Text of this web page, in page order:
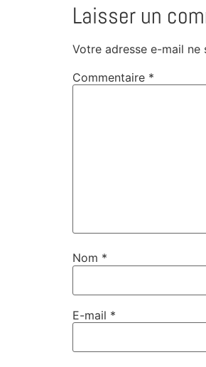
Laisser un
Votre adresse e-mail ne
Commentaire *
Nom *
E-mail *